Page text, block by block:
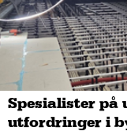
– Vi liker oss best
Og så lenge kunden
– Visjonen vår har
når vi går. Vi skal
selv om vi bare skal
Spesialister på
utfordringer i